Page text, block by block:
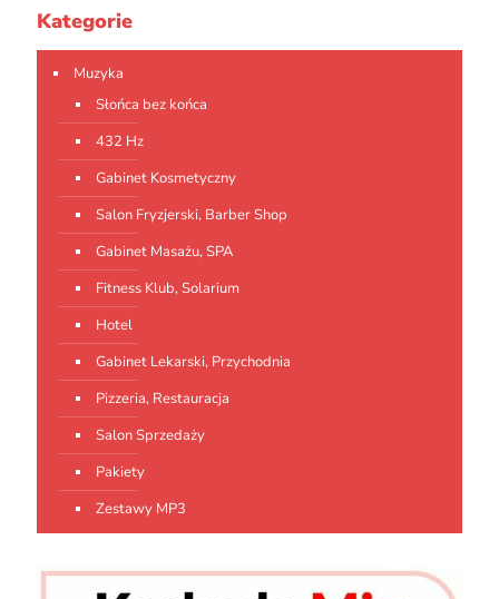
Kategorie
Muzyka
Słońca bez końca
432 Hz
Gabinet Kosmetyczny
Salon Fryzjerski, Barber Shop
Gabinet Masażu, SPA
Fitness Klub, Solarium
Hotel
Gabinet Lekarski, Przychodnia
Pizzeria, Restauracja
Salon Sprzedaży
Pakiety
Zestawy MP3